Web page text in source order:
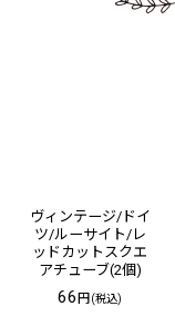
ヴィンテージ/ドイ
ツ/ルーサイト/レ
ッドカットスクエ
アチューブ(2個)
66円(税込)